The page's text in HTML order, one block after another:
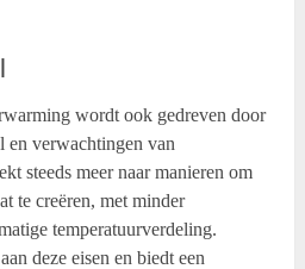
wordt ook gedreven door
en verwachtingen van
steeds meer naar manieren om
te creëren, met minder
temperatuurverdeling.
deze eisen en biedt een